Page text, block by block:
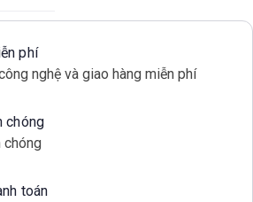
phí
nghệ và giao hàng miễn phí
chóng
chóng
toán